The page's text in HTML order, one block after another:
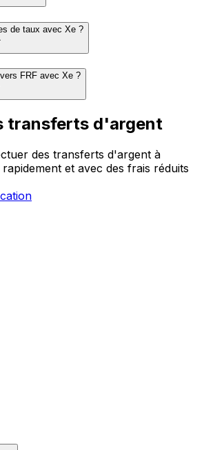
de taux avec Xe ?
FRF avec Xe ?
transferts d'argent
des transferts d'argent à
et avec des frais réduits